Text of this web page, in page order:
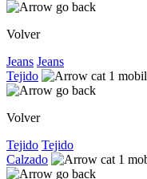
Volver
Jeans Jeans
Tejido
Volver
Tejido Tejido
Calzado